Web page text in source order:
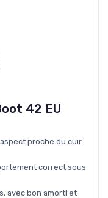
42 EU
proche du cuir
correct sous
avec bon amorti et